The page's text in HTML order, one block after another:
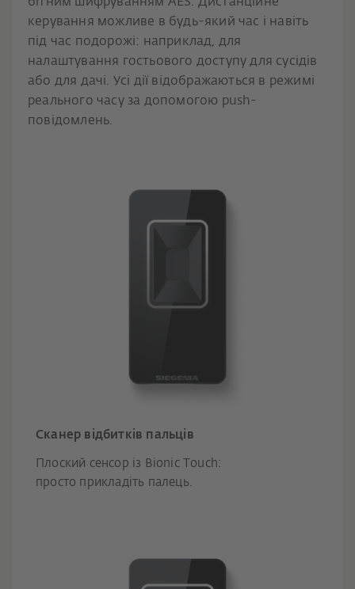
керування можливе в будь-який час і навіть
під час подорожі: наприклад, для
налаштування гостьового доступу для сусідів
або для дачі. Усі дії відображаються в режимі
реального часу за допомогою push-
повідомлень.
Сканер відбитків пальців
Плоский сенсор із Bionic Touch:
просто прикладіть палець.